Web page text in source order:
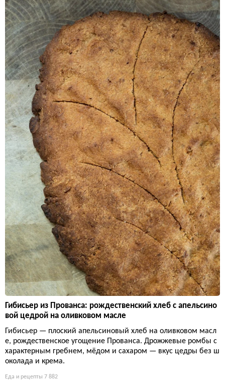
Гибисьер из Прованса: рождественский хлеб с апельсино
вой цедрой на оливковом масле
Гибисьер — плоский апельсиновый хлеб на оливковом масл
е, рождественское угощение Прованса. Дрожжевые ромбы с
характерным гребнем, мёдом и сахаром — вкус цедры без ш
околада и крема.
Еда и рецепты 7 882